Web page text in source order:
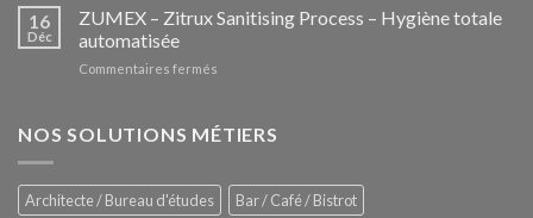
des
–
Le
de
16
Déc
ZUMEX – Zitrux Sanitising Process – Hygiène totale
automatisée
Commentaires fermés
Zitrux
–
Hygiène
NOS SOLUTIONS MÉTIERS
Architecte / Bureau d'études
Bar / Café / Bistrot